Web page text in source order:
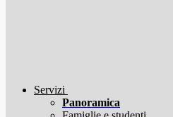
Servizi
Panoramica